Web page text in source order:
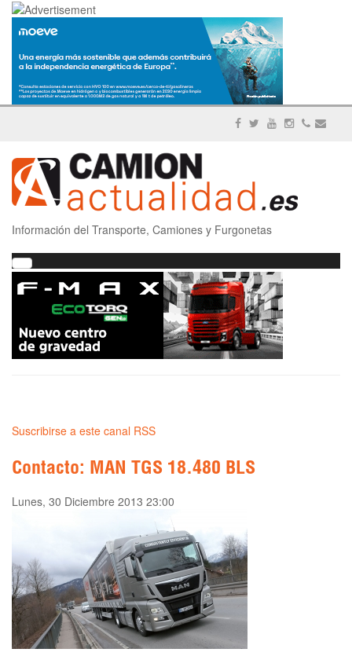
Información del Transporte, Camiones y Furgonetas
Suscribirse a este canal RSS
Contacto: MAN TGS 18.480 BLS
Lunes, 30 Diciembre 2013 23:00